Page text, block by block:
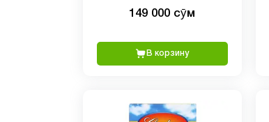
149 000 сӯм
В корзину